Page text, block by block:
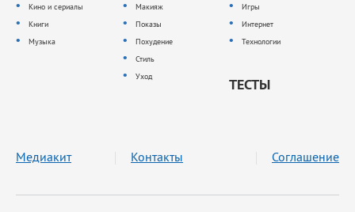
Кино и сериалы
Книги
Музыка
Макияж
Показы
Похудение
Стиль
Уход
Игры
Интернет
Технологии
ТЕСТЫ
Медиакит Контакты Соглашение